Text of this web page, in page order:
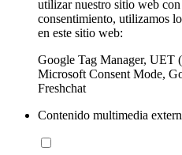
utilizar nuestro sitio web
consentimiento, utilizamos
en este sitio web:
Google Tag Manager, UET
Microsoft Consent Mode,
Freshchat
Contenido multimedia